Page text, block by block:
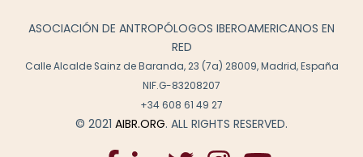
ASOCIACIÓN DE ANTROPÓLOGOS IBEROAMERICANOS EN
RED
Calle Alcalde Sainz de Baranda, 23 (7a) 28009, Madrid, España
NIF.G-83208207
+34 608 61 49 27
© 2021 AIBR.ORG. ALL RIGHTS RESERVED.